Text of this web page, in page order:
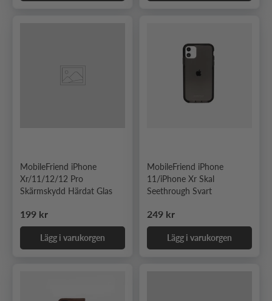
MobileFriend iPhone
Xr/11/12/12 Pro
Skärmskydd Härdat Glas
Ordinarie pris
199 kr
Lägg i varukorgen
MobileFriend iPhone
11/iPhone Xr Skal
Seethrough Svart
Ordinarie pris
249 kr
Lägg i varukorgen